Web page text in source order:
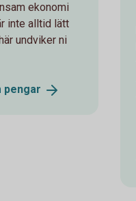
ekonomi
inte alltid lätt
undviker ni
pengar